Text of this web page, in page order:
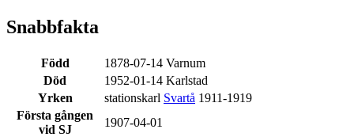
Snabbfakta
Född
1878-07-14 Varnum
Död
1952-01-14 Karlstad
Yrken
stationskarl Svartå 1911-1919
Första gången
vid SJ
1907-04-01